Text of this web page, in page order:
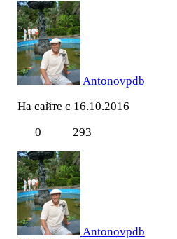
Antonovpdb
На сайте с 16.10.2016
0
293
Antonovpdb